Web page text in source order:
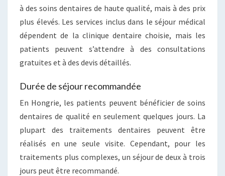
à des soins dentaires de haute qualité, mais à des prix
plus élevés. Les services inclus dans le séjour médical
dépendent de la clinique dentaire choisie, mais les
patients peuvent s’attendre à des consultations
gratuites et à des devis détaillés.
Durée de séjour recommandée
En Hongrie, les patients peuvent bénéficier de soins
dentaires de qualité en seulement quelques jours. La
plupart des traitements dentaires peuvent être
réalisés en une seule visite. Cependant, pour les
traitements plus complexes, un séjour de deux à trois
jours peut être recommandé.